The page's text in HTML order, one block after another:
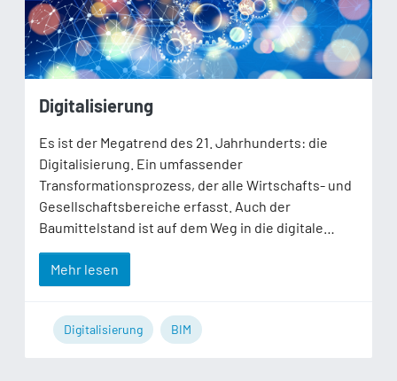
Digitalisierung
Es ist der Megatrend des 21. Jahrhunderts: die
Digitalisierung. Ein umfassender
Transformationsprozess, der alle Wirtschafts- und
Gesellschaftsbereiche erfasst. Auch der
Baumittelstand ist auf dem Weg in die digitale…
Mehr lesen
Digitalisierung BIM